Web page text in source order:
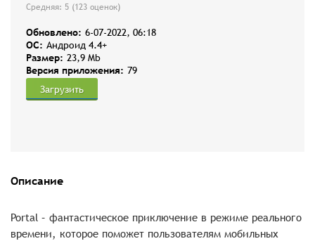
Средняя: 5 (123 оценок)
Обновлено: 6-07-2022, 06:18
OC: Андроид 4.4+
Размер: 23,9 Mb
Версия приложения: 79
Загрузить
Описание
Portal – фантастическое приключение в режиме реального
времени, которое поможет пользователям мобильных